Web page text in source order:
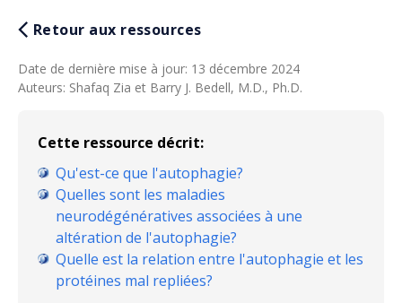
Retour aux ressources
Date de dernière mise à jour: 13 décembre 2024
Auteurs: Shafaq Zia et Barry J. Bedell, M.D., Ph.D.
Cette ressource décrit:
Qu'est-ce que l'autophagie?
Quelles sont les maladies
neurodégénératives associées à une
altération de l'autophagie?
Quelle est la relation entre l'autophagie et les
protéines mal repliées?